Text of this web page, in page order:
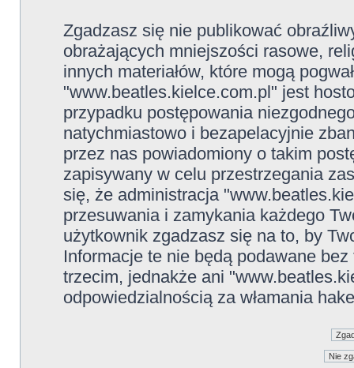
Zgadzasz się nie publikować
obrażających mniejszości rasowe,
innych materiałów, które mogą
"www.beatles.kielce.com.pl" jest
przypadku postępowania
natychmiastowo i bezapelacyjnie
przez nas powiadomiony o takim
zapisywany w celu przestrzegania
się, że administracja
przesuwania i zamykania każdego
użytkownik zgadzasz się na to, by
Informacje te nie będą podawane
trzecim, jednakże ani
odpowiedzialnością za włamania